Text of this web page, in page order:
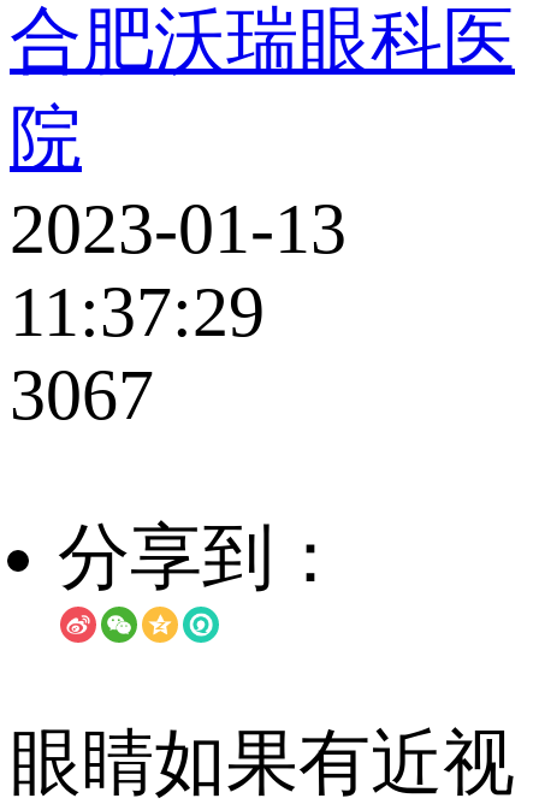
合肥沃瑞眼科医
院
2023-01-13
11:37:29
3067
分享到：
眼睛如果有近视